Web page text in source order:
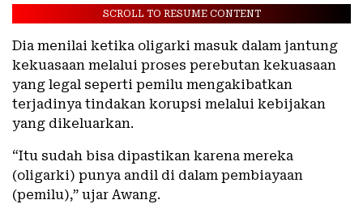
SCROLL TO RESUME CONTENT
Dia menilai ketika oligarki masuk dalam jantung
kekuasaan melalui proses perebutan kekuasaan
yang legal seperti pemilu mengakibatkan
terjadinya tindakan korupsi melalui kebijakan
yang dikeluarkan.
“Itu sudah bisa dipastikan karena mereka
(oligarki) punya andil di dalam pembiayaan
(pemilu),” ujar Awang.